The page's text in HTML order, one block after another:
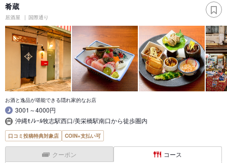
肴蔵
居酒屋 国際通り
お酒と逸品が堪能できる隠れ家的なお店
3001～4000円
沖縄ﾓﾉﾚｰﾙ牧志駅西口/美栄橋駅南口から徒歩圏内
口コミ投稿特典対象店 COIN+支払い可
クーポン コース